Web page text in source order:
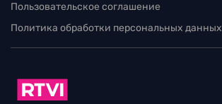
Пользовательское соглашение
Политика обработки персональных данных